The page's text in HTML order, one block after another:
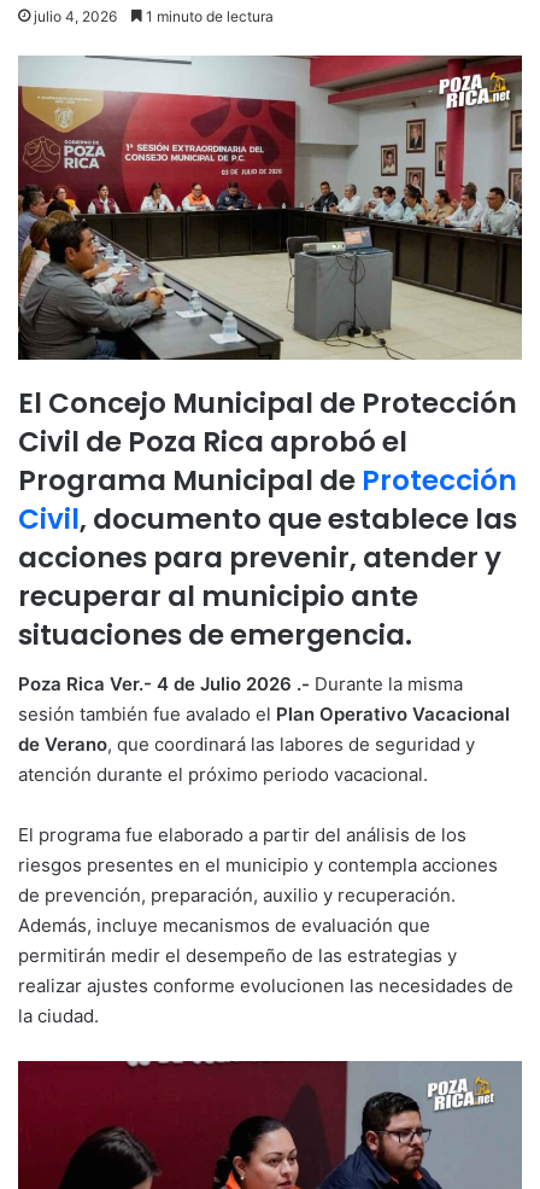
julio 4, 2026 1 minuto de lectura
El Concejo Municipal de Protección
Civil de Poza Rica aprobó el
Programa Municipal de Protección
Civil, documento que establece las
acciones para prevenir, atender y
recuperar al municipio ante
situaciones de emergencia.
Poza Rica Ver.- 4 de Julio 2026 .- Durante la misma
sesión también fue avalado el Plan Operativo Vacacional
de Verano, que coordinará las labores de seguridad y
atención durante el próximo periodo vacacional.
El programa fue elaborado a partir del análisis de los
riesgos presentes en el municipio y contempla acciones
de prevención, preparación, auxilio y recuperación.
Además, incluye mecanismos de evaluación que
permitirán medir el desempeño de las estrategias y
realizar ajustes conforme evolucionen las necesidades de
la ciudad.